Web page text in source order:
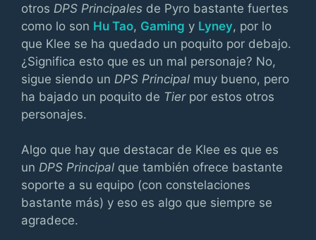
otros DPS Principales de Pyro bastante fuertes
como lo son Hu Tao, Gaming y Lyney, por lo
que Klee se ha quedado un poquito por debajo.
¿Significa esto que es un mal personaje? No,
sigue siendo un DPS Principal muy bueno, pero
ha bajado un poquito de Tierpor estos otros
personajes.
Algo que hay que destacar de Klee es que es
un DPS Principal que también ofrece bastante
soporte a su equipo (con constelaciones
bastante más) y eso es algo que siempre se
agradece.